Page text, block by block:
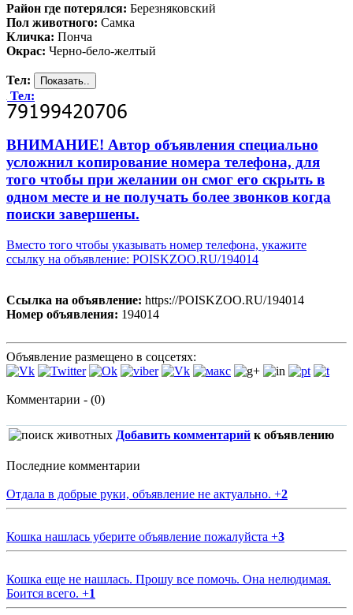
Район где потерялся: Березняковский
Пол животного: Самка
Кличка: Понча
Окрас: Черно-бело-желтый
Тел:
Тел:
ВНИМАНИЕ! Автор объявления специально
усложнил копирование номера телефона, для
того чтобы при желании он смог его скрыть в
одном месте и не получать более звонков когда
поиски завершены.
Вместо того чтобы указывать номер телефона, укажите
ссылку на объявление: POISKZOO.RU/194014
Ссылка на объявление: https://POISKZOO.RU/194014
Номер объявления: 194014
Объявление размещено в соцсетях:
Комментарии - (0)
Добавить комментарий к объявлению
Последние комментарии
Отдала в добрые руки, объявление не актуально. +2
Кошка нашлась уберите объявление пожалуйста +3
Кошка еще не нашлась. Прошу все помочь. Она нелюдимая.
Боится всего. +1